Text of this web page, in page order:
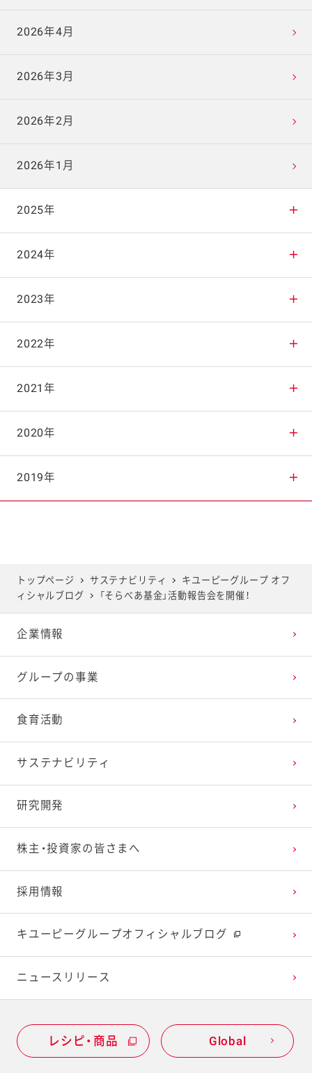
2026年4月
2026年3月
2026年2月
2026年1月
2025年
2025年12月
2025年11月
2025年10月
2025年9月
2025年8月
2025年7月
2025年4月
2025年3月
2025年2月
2025年1月
2024年
2024年12月
2024年11月
2024年10月
2024年9月
2024年8月
2024年5月
2024年4月
2024年3月
2024年2月
2024年1月
2023年
2023年12月
2023年11月
2023年10月
2023年9月
2023年6月
2023年5月
2023年4月
2023年3月
2023年2月
2022年
2022年12月
2022年11月
2022年10月
2022年7月
2022年6月
2022年5月
2022年4月
2022年3月
2021年
2021年12月
2021年11月
2021年8月
2021年7月
2021年6月
2021年5月
2021年4月
2020年
2020年12月
2020年9月
2020年8月
2020年7月
2020年6月
2020年5月
2019年
2019年10月
2019年9月
2019年8月
2019年7月
2019年6月
トップページ サステナビリティ
キユーピーグループ オフ
ィシャルブログ
「そらべあ基金」活動報告会を開催！
企業情報
グループの事業
食育活動
サステナビリティ
研究開発
株主・投資家の皆さまへ
採用情報
キユーピーグループオフィシャルブログ
ニュースリリース
レシピ・商品 Global